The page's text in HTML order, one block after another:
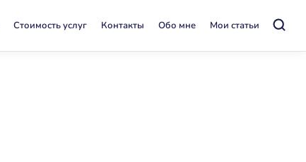
Стоимость услуг Контакты Обо мне Мои статьи